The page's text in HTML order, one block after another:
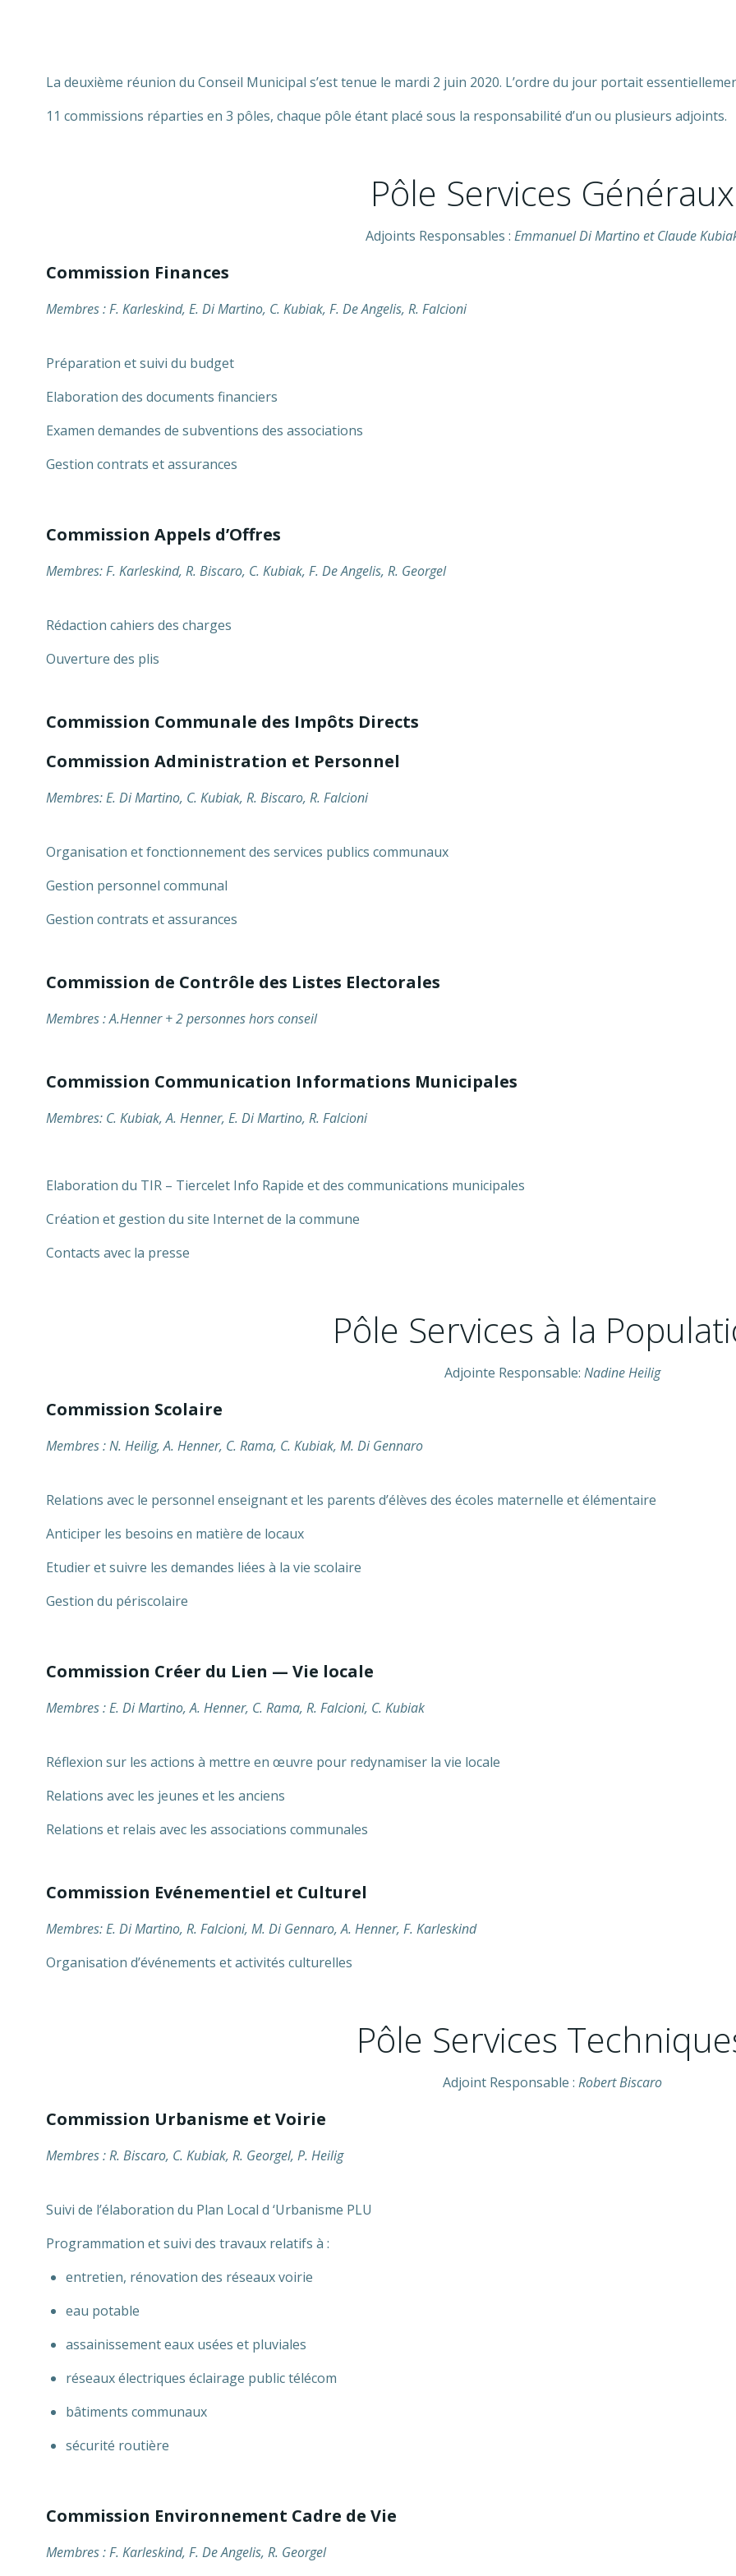
La deuxième réunion du Conseil Municipal s’est tenue le mardi 2 juin 2020. L’ordre du jour portait
11 commissions réparties en 3 pôles, chaque pôle étant placé sous la responsabilité d’un ou plusieurs adjoints.
Pôle Services Généraux
Adjoints Responsables : Emmanuel Di Martino et Claude
Commission Finances
Membres : F. Karleskind, E. Di Martino, C. Kubiak, F. De Angelis, R. Falcioni
Préparation et suivi du budget
Elaboration des documents financiers
Examen demandes de subventions des associations
Gestion contrats et assurances
Commission Appels d’Offres
Membres: F. Karleskind, R. Biscaro, C. Kubiak, F. De Angelis, R. Georgel
Rédaction cahiers des charges
Ouverture des plis
Commission Communale des Impôts Directs
Commission Administration et Personnel
Membres: E. Di Martino, C. Kubiak, R. Biscaro, R. Falcioni
Organisation et fonctionnement des services publics communaux
Gestion personnel communal
Gestion contrats et assurances
Commission de Contrôle des Listes Electorales
Membres : A.Henner + 2 personnes hors conseil
Commission Communication Informations Municipales
Membres: C. Kubiak, A. Henner, E. Di Martino, R. Falcioni
Elaboration du TIR – Tiercelet Info Rapide et des communications municipales
Création et gestion du site Internet de la commune
Contacts avec la presse
Pôle Services à la
Adjointe Responsable: Nadine Heilig
Commission Scolaire
Membres : N. Heilig, A. Henner, C. Rama, C. Kubiak, M. Di Gennaro
Relations avec le personnel enseignant et les parents d’élèves des écoles maternelle et élémentaire
Anticiper les besoins en matière de locaux
Etudier et suivre les demandes liées à la vie scolaire
Gestion du périscolaire
Commission Créer du Lien — Vie locale
Membres : E. Di Martino, A. Henner, C. Rama, R. Falcioni, C. Kubiak
Réflexion sur les actions à mettre en œuvre pour redynamiser la vie locale
Relations avec les jeunes et les anciens
Relations et relais avec les associations communales
Commission Evénementiel et Culturel
Membres: E. Di Martino, R. Falcioni, M. Di Gennaro, A. Henner, F. Karleskind
Organisation d’événements et activités culturelles
Pôle Services
Adjoint Responsable : Robert Biscaro
Commission Urbanisme et Voirie
Membres : R. Biscaro, C. Kubiak, R. Georgel, P. Heilig
Suivi de l’élaboration du Plan Local d ‘Urbanisme PLU
Programmation et suivi des travaux relatifs à :
entretien, rénovation des réseaux voirie
eau potable
assainissement eaux usées et pluviales
réseaux électriques éclairage public télécom
bâtiments communaux
sécurité routière
Commission Environnement Cadre de Vie
Membres : F. Karleskind, F. De Angelis, R. Georgel